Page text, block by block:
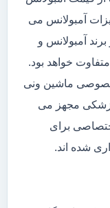
آمبولانس می
آمبولانس و
خواهد بود.
خصوصی ماشین ونی
مجهز می
برای
شده اند.